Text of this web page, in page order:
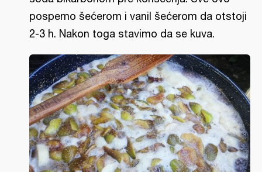
pospemo šećerom i vanil šećerom da otstoji
2-3 h. Nakon toga stavimo da se kuva.